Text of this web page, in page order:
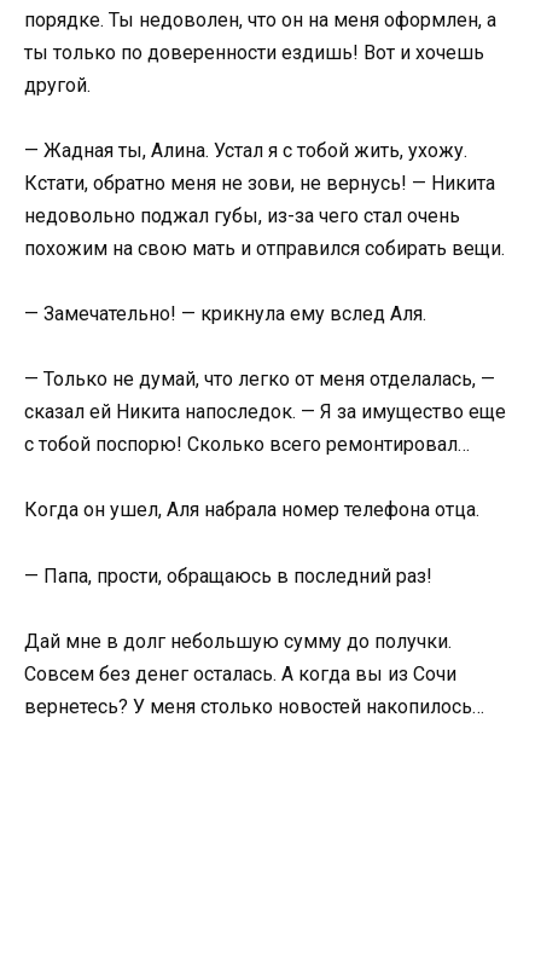
порядке. Ты недоволен, что он на меня оформлен, а
ты только по доверенности ездишь! Вот и хочешь
другой.
— Жадная ты, Алина. Устал я с тобой жить, ухожу.
Кстати, обратно меня не зови, не вернусь! — Никита
недовольно поджал губы, из-за чего стал очень
похожим на свою мать и отправился собирать вещи.
— Замечательно! — крикнула ему вслед Аля.
— Только не думай, что легко от меня отделалась, —
сказал ей Никита напоследок. — Я за имущество еще
с тобой поспорю! Сколько всего ремонтировал…
Когда он ушел, Аля набрала номер телефона отца.
— Папа, прости, обращаюсь в последний раз!
Дай мне в долг небольшую сумму до получки.
Совсем без денег осталась. А когда вы из Сочи
вернетесь? У меня столько новостей накопилось…